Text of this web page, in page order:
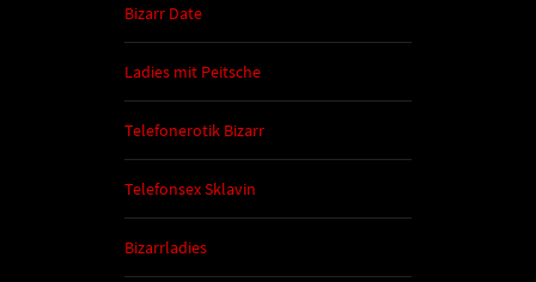
Bizarr Date
Ladies mit Peitsche
Telefonerotik Bizarr
Telefonsex Sklavin
Bizarrladies